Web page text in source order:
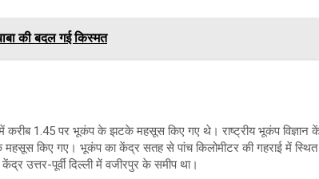
की बदल गई किस्मत
करीब 1.45 पर भूकंप के झटके महसूस किए गए थे। राष्ट्रीय भूकंप विज्ञान
महसूस किए गए। भूकंप का केंद्र सतह से पांच किलोमीटर की गहराई में
उत्तर-पूर्वी दिल्ली में वजीरपुर के समीप था।